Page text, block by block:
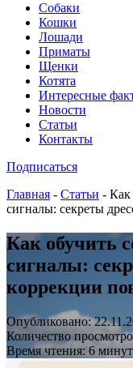
Собаки
Кошки
Лошади
Приматы
Щенки
Котята
Интересные
Новости
Статьи
Контакты
Подписаться
Главная - Статьи - Как
сигналы: секреты
Как обучить
сигналы:
коррекции
Опубликовано:
Количество
Время чтения: 6 минут